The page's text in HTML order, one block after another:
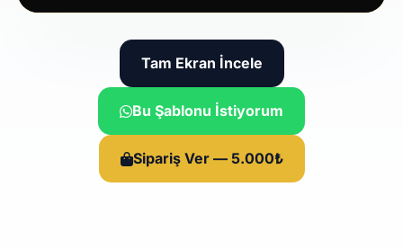
Tam Ekran İncele
Bu Şablonu İstiyorum
Sipariş Ver — 5.000₺